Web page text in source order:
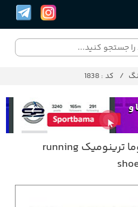
کد : 1838
کفش کتانی رانینگ پوما ترینومیک running